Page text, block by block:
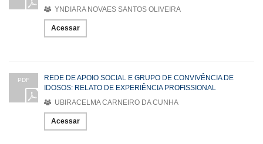
YNDIARA NOVAES SANTOS OLIVEIRA
Acessar
PDF
REDE DE APOIO SOCIAL E GRUPO DE CONVIVÊNCIA DE
IDOSOS: RELATO DE EXPERIÊNCIA PROFISSIONAL
UBIRACELMA CARNEIRO DA CUNHA
Acessar